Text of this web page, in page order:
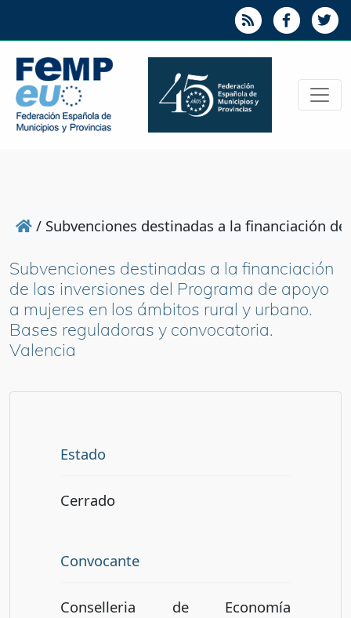
/ Subvenciones destinadas a la financiación
Subvenciones destinadas a la financiación
de las inversiones del Programa de apoyo
a mujeres en los ámbitos rural y urbano.
Bases reguladoras y convocatoria.
Valencia
Estado
Cerrado
Convocante
Conselleria de Economía